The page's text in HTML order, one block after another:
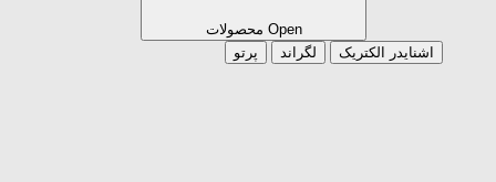
Open محصولات
اشنایدر الکتریک
لگراند پرتو